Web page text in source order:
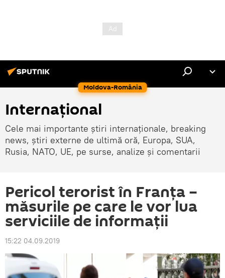
Moldova-România
Internaţional
Cele mai importante știri internaționale, breaking
news, știri externe de ultimă oră, Europa, SUA,
Rusia, NATO, UE, pe surse, analize și comentarii
Pericol terorist în Franţa –
măsurile pe care le vor lua
serviciile de informaţii
15:22 04.09.2019